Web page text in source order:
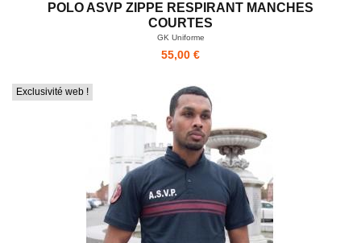
POLO ASVP ZIPPE RESPIRANT MANCHES
COURTES
GK Uniforme
55,00 €
Exclusivité web !